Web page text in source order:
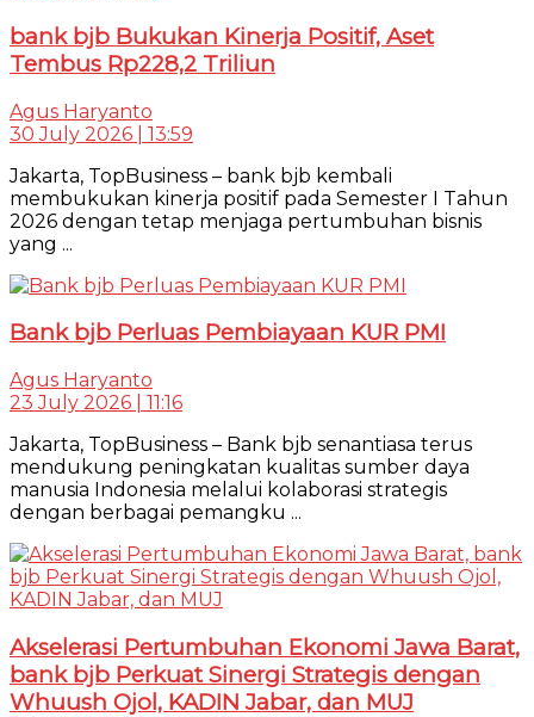
bank bjb Bukukan Kinerja Positif, Aset
Tembus Rp228,2 Triliun
Agus Haryanto
30 July 2026 | 13:59
Jakarta, TopBusiness – bank bjb kembali
membukukan kinerja positif pada Semester I Tahun
2026 dengan tetap menjaga pertumbuhan bisnis
yang ...
Bank bjb Perluas Pembiayaan KUR PMI
Agus Haryanto
23 July 2026 | 11:16
Jakarta, TopBusiness – Bank bjb senantiasa terus
mendukung peningkatan kualitas sumber daya
manusia Indonesia melalui kolaborasi strategis
dengan berbagai pemangku ...
Akselerasi Pertumbuhan Ekonomi Jawa Barat,
bank bjb Perkuat Sinergi Strategis dengan
Whuush Ojol, KADIN Jabar, dan MUJ